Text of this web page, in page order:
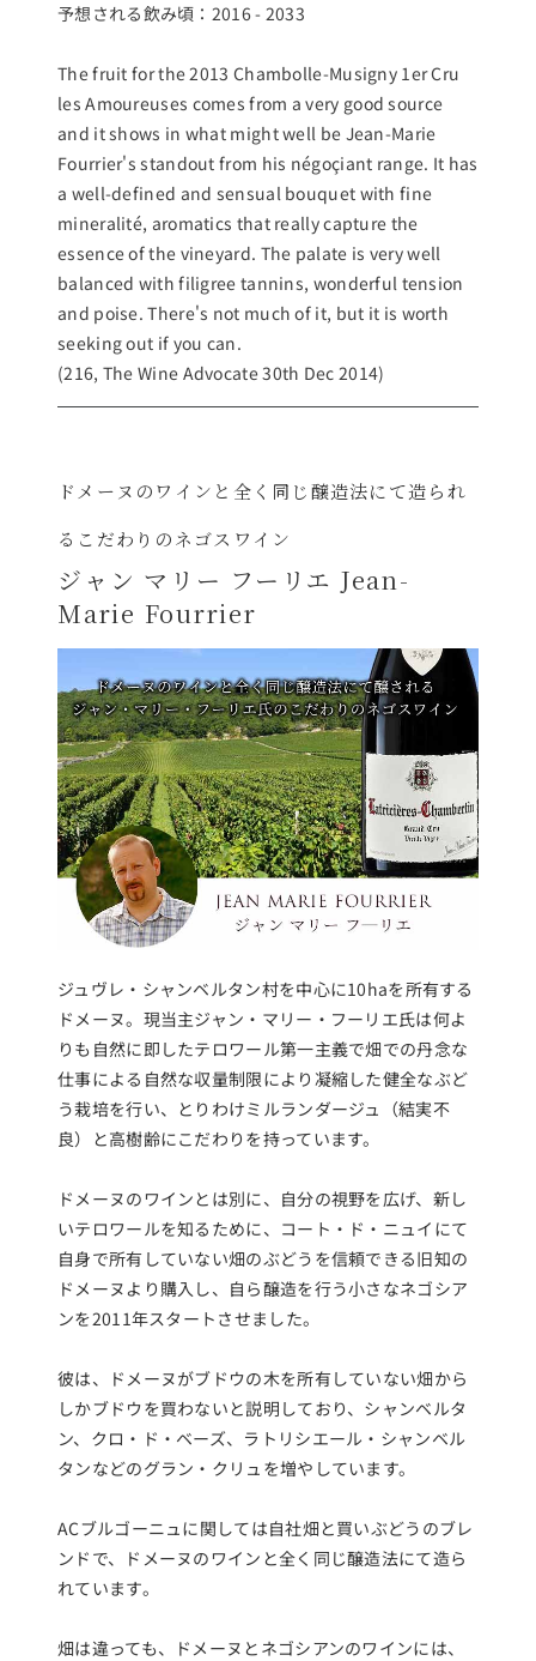
予想される飲み頃：2016 - 2033
The fruit for the 2013 Chambolle-Musigny 1er Cru
les Amoureuses comes from a very good source
and it shows in what might well be Jean-Marie
Fourrier's standout from his négoçiant range. It has
a well-defined and sensual bouquet with fine
mineralité, aromatics that really capture the
essence of the vineyard. The palate is very well
balanced with filigree tannins, wonderful tension
and poise. There's not much of it, but it is worth
seeking out if you can.
(216, The Wine Advocate 30th Dec 2014)
ドメーヌのワインと全く同じ醸造法にて造られ
るこだわりのネゴスワイン
ジャン マリー フーリエ Jean-
Marie Fourrier
ジュヴレ・シャンベルタン村を中心に10haを所有する
ドメーヌ。現当主ジャン・マリー・フーリエ氏は何よ
りも自然に即したテロワール第一主義で畑での丹念な
仕事による自然な収量制限により凝縮した健全なぶど
う栽培を行い、とりわけミルランダージュ（結実不
良）と高樹齢にこだわりを持っています。
ドメーヌのワインとは別に、自分の視野を広げ、新し
いテロワールを知るために、コート・ド・ニュイにて
自身で所有していない畑のぶどうを信頼できる旧知の
ドメーヌより購入し、自ら醸造を行う小さなネゴシア
ンを2011年スタートさせました。
彼は、ドメーヌがブドウの木を所有していない畑から
しかブドウを買わないと説明しており、シャンベルタ
ン、クロ・ド・ベーズ、ラトリシエール・シャンベル
タンなどのグラン・クリュを増やしています。
ACブルゴーニュに関しては自社畑と買いぶどうのブレ
ンドで、ドメーヌのワインと全く同じ醸造法にて造ら
れています。
畑は違っても、ドメーヌとネゴシアンのワインには、